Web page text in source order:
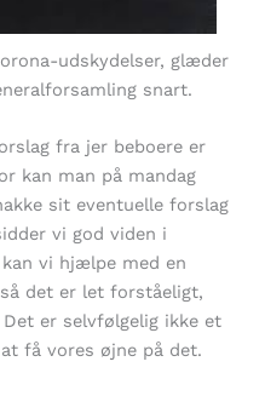
udskydelser, glæder
snart.
fra jer beboere er
kan man på mandag
sit eventuelle forslag
vi god viden i
vi hjælpe med en
det er let forståeligt,
er selvfølgelig ikke et
få vores øjne på det.